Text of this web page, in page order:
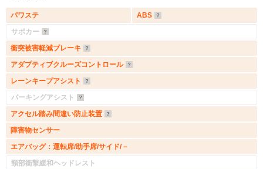
パワステ
ABS
サポカー
衝突被害軽減ブレーキ
アダプティブクルーズコントロール
レーンキープアシスト
パーキングアシスト
アクセル踏み間違い防止装置
障害物センサー
エアバッグ：運転席/助手席/サイド/－
頸部衝撃緩和ヘッドレスト